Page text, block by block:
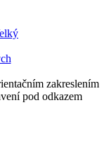
zakreslením
pod odkazem